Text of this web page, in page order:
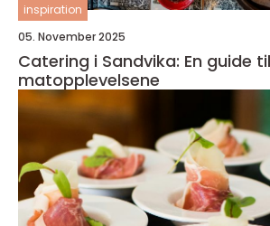
inspiration
05. November 2025
Catering i Sandvika: En guide
matopplevelsene